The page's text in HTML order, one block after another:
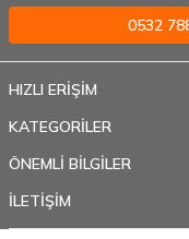
0532
HIZLI ERİŞİM
KATEGORİLER
ÖNEMLİ BİLGİLER
İLETİŞİM